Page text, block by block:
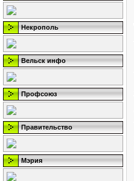
Некрополь
Вельск инфо
Профсоюз
Правительство
Мэрия